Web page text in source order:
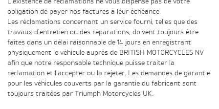
obligation de payer nos factures à leur échéance.
Les réclamations concernant un service fourni, telles que des
travaux d'entretien ou des réparations, doivent toujours être
faites dans un délai raisonnable de 14 jours en enregistrant
physiquement le véhicule auprès de BRITISH MOTORCYCLES NV
afin que notre responsable technique puisse traiter la
réclamation et l'accepter ou la rejeter. Les demandes de garantie
pour les véhicules couverts par la garantie du fabricant sont
toujours traitées par Triumph Motorcycles UK.